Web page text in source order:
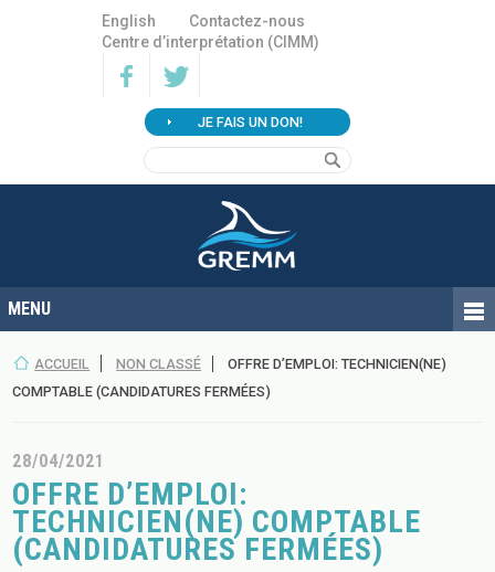
English
Contactez-nous
Centre d’interprétation (CIMM)
JE FAIS UN DON!
ACCUEIL NON CLASSÉ
OFFRE D’EMPLOI: TECHNICIEN(NE)
COMPTABLE (CANDIDATURES FERMÉES)
28/04/2021
OFFRE D’EMPLOI:
TECHNICIEN(NE) COMPTABLE
(CANDIDATURES FERMÉES)